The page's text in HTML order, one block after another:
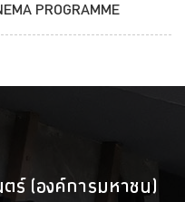
PROGRAMME
ร์ (องค์การมหาชน)